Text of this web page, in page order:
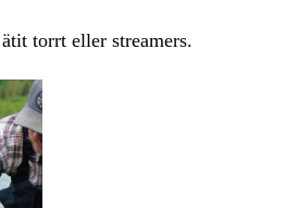
torrt eller streamers.